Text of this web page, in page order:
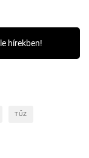
hírekben!
TŰZ